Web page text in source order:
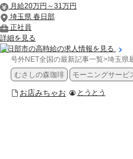
月給20万円～31万円
埼玉県 春日部
正社員
詳細を見る
春日部市の高時給の求人情報を見る
号外NET全国の最新記事一覧>埼玉県
むさしの森珈琲
モーニングサービ
お店みちゃお とうとう